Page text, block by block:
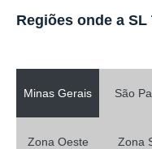
Regiões onde a
Minas Gerais São
Zona Oeste Zona